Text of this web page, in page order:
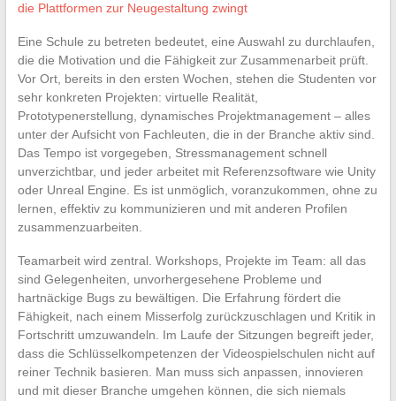
die Plattformen zur Neugestaltung zwingt
Eine Schule zu betreten bedeutet, eine Auswahl zu durchlaufen,
die die Motivation und die Fähigkeit zur Zusammenarbeit prüft.
Vor Ort, bereits in den ersten Wochen, stehen die Studenten vor
sehr konkreten Projekten: virtuelle Realität,
Prototypenerstellung, dynamisches Projektmanagement – alles
unter der Aufsicht von Fachleuten, die in der Branche aktiv sind.
Das Tempo ist vorgegeben, Stressmanagement schnell
unverzichtbar, und jeder arbeitet mit Referenzsoftware wie Unity
oder Unreal Engine. Es ist unmöglich, voranzukommen, ohne zu
lernen, effektiv zu kommunizieren und mit anderen Profilen
zusammenzuarbeiten.
Teamarbeit wird zentral. Workshops, Projekte im Team: all das
sind Gelegenheiten, unvorhergesehene Probleme und
hartnäckige Bugs zu bewältigen. Die Erfahrung fördert die
Fähigkeit, nach einem Misserfolg zurückzuschlagen und Kritik in
Fortschritt umzuwandeln. Im Laufe der Sitzungen begreift jeder,
dass die Schlüsselkompetenzen der Videospielschulen nicht auf
reiner Technik basieren. Man muss sich anpassen, innovieren
und mit dieser Branche umgehen können, die sich niemals